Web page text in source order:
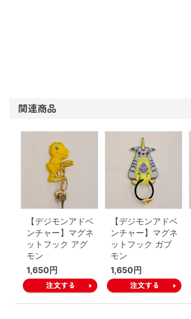
関連商品
【デジモンアドベ
ンチャー】マグネ
ットフック アグ
モン
1,650円
【デジモンアドベ
ンチャー】マグネ
ットフック ガブ
モン
1,650円